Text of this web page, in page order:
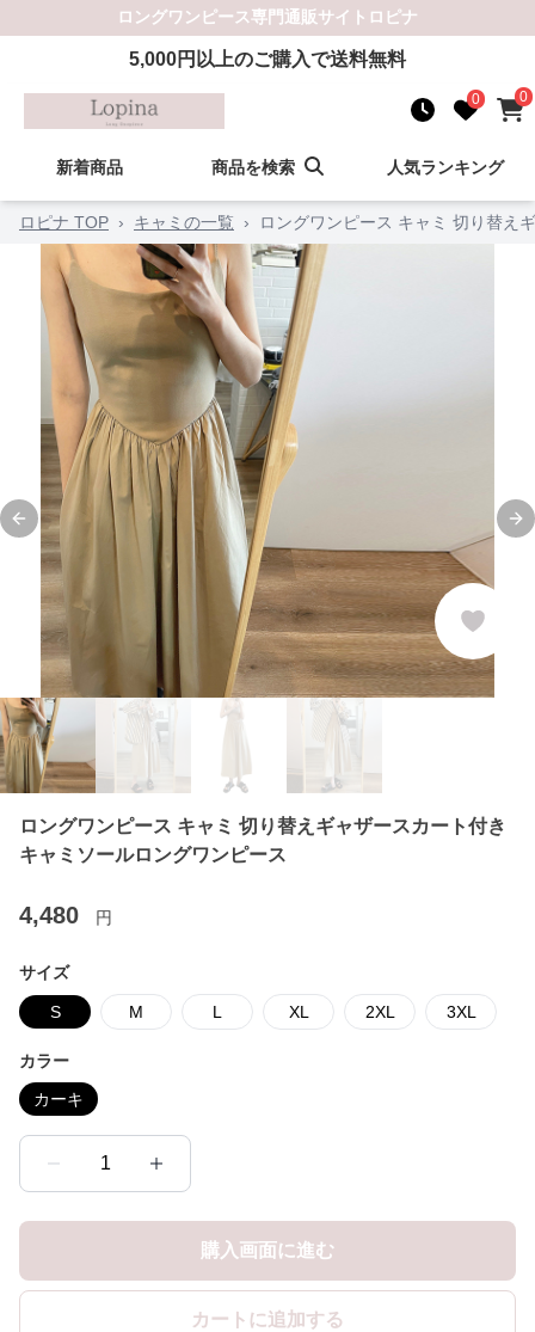
ロングワンピース専門通販サイト ロピナ
5,000円以上のご購入で送料無料
0 0
新着商品 商品を検索 人気ランキング
ロピナ TOP › キャミの一覧 › ロングワンピース キャミ 切り替え
Previous slide
ロングワンピース キャミ 切り替えギャザースカート付き
キャミソールロングワンピース
4,480 円
サイズ
S M L XL 2XL 3XL
カラー
カーキ
1
購入画面に進む
カートに追加する